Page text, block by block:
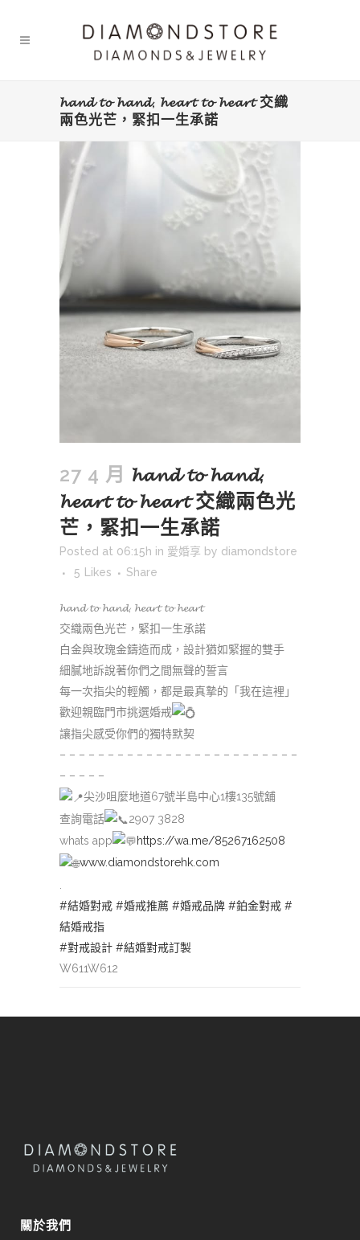
𝓱𝓪𝓷𝓭 𝓽𝓸 𝓱𝓪𝓷𝓭, 𝓱𝓮𝓪𝓻𝓽 𝓽𝓸 𝓱𝓮𝓪𝓻𝓽 交織
兩色光芒，緊扣一生承諾
27 4 月 𝓱𝓪𝓷𝓭 𝓽𝓸 𝓱𝓪𝓷𝓭,
𝓱𝓮𝓪𝓻𝓽 𝓽𝓸 𝓱𝓮𝓪𝓻𝓽 交織兩色光
芒，緊扣一生承諾
Posted at 06:15h in 愛婚享 by diamondstore
5
Likes Share
𝓱𝓪𝓷𝓭 𝓽𝓸 𝓱𝓪𝓷𝓭, 𝓱𝓮𝓪𝓻𝓽 𝓽𝓸 𝓱𝓮𝓪𝓻𝓽
交織兩色光芒，緊扣一生承諾
白金與玫瑰金鑄造而成，設計猶如緊握的雙手
細膩地訴說著你們之間無聲的誓言
每一次指尖的輕觸，都是最真摯的「我在這裡」
歡迎親臨門市挑選婚戒
讓指尖感受你們的獨特默契
– – – – – – – – – – – – – – – – – – – – – – – – –
– – – – –
尖沙咀麼地道67號半島中心1樓135號舖
查詢電話
2907 3828
whats app
https://wa.me/85267162508
www.diamondstorehk.com
#結婚對戒 #婚戒推薦 #婚戒品牌 #鉑金對戒 #
結婚戒指
#對戒設計 #結婚對戒訂製
W611W612
關於我們